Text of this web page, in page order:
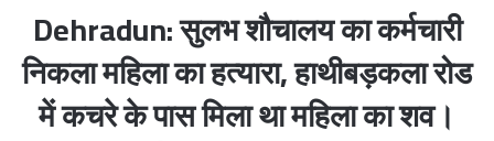
Dehradun: सुलभ शौचालय का कर्मचारी
निकला महिला का हत्यारा, हाथीबड़कला रोड
में कचरे के पास मिला था महिला का शव।